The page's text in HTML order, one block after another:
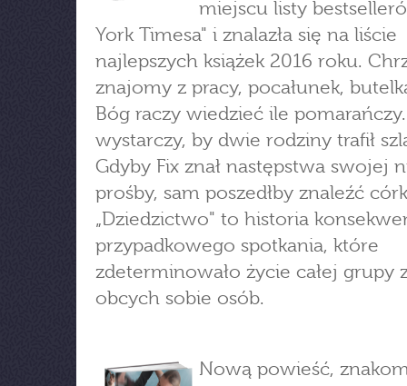
miejscu listy
York Timesa" i znalazła się na liście
najlepszych książek 2016 roku.
znajomy z pracy, pocałunek,
Bóg raczy wiedzieć ile
wystarczy, by dwie rodziny trafił
Gdyby Fix znał następstwa swojej
prośby, sam poszedłby znaleźć
„Dziedzictwo" to historia
przypadkowego spotkania, które
zdeterminowało życie całej grupy
obcych sobie osób.
Nową powieść,